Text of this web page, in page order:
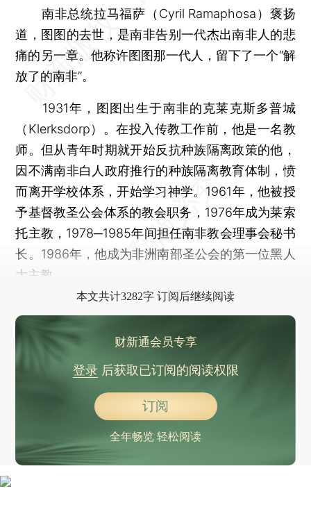
南非总统拉马福萨（Cyril Ramaphosa）褒扬
道，图图的去世，是南非告别一代杰出南非人的悲
痛的另一章。他称许图图那一代人，留下了一个“解
放了的南非”。
1931年，图图出生于南非的克莱克斯多普城
（Klerksdorp）。在投入传教工作前，他是一名教
师。但从青年时期就开始反抗种族隔离政策的他，
因不满南非白人政府推行的种族隔离教育体制，愤
而离开学校体系，开始学习神学。1961年，他被授
予基督教圣公会体系的教会职务，1976年成为莱索
托主教，1978─1985年间担任南非教会理事会秘书
长。1986年，他成为非洲南部圣公会的第一位黑人
大主教。
本文共计3282字 订阅后继续阅读
财新通会员专享
登录后获取已订阅的阅读权限
订阅
全年畅览 轻松阅读